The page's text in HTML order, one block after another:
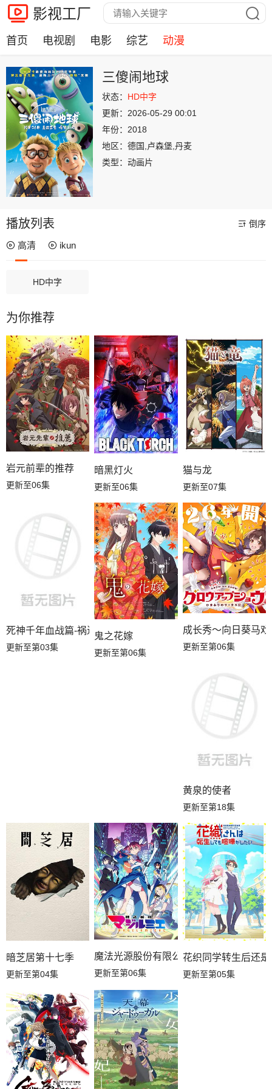
影视工厂
首页 电视剧 电影 综艺 动漫
三傻闹地球
状态： HD中字
更新： 2026-05-29 00:01
年份： 2018
地区： 德国,卢森堡,丹麦
类型： 动画片
播放列表 倒序
高清 ikun
HD中字
为你推荐
岩元前辈的推荐
更新至06集
暗黑灯火
更新至06集
猫与龙
更新至07集
死神千年血战篇-祸进谭-
更新至第03集
鬼之花嫁
更新至第06集
成长秀～向日葵马
更新至第06集
黄泉的使者
更新至第18集
暗芝居第十七季
更新至第04集
魔法光源股份有限公司第二季
更新至第06集
花织同学转生后还
更新至第05集